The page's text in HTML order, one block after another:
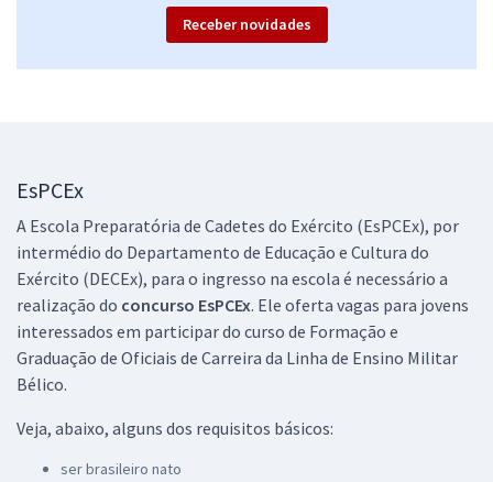
Receber novidades
EsPCEx
A Escola Preparatória de Cadetes do Exército (EsPCEx), por
intermédio do Departamento de Educação e Cultura do
Exército (DECEx), para o ingresso na escola é necessário a
realização do concurso EsPCEx. Ele oferta vagas para jovens
interessados em participar do curso de Formação e
Graduação de Oficiais de Carreira da Linha de Ensino Militar
Bélico.
Veja, abaixo, alguns dos requisitos básicos:
ser brasileiro nato